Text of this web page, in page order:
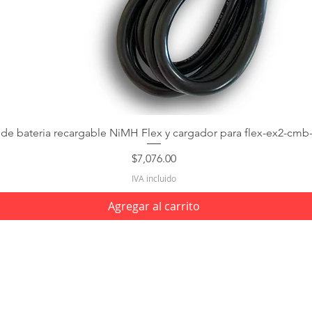
bateria recargable NiMH Flex y cargador para flex-ex2-
Precio
$7,076.00
IVA incluido
Agregar al carrito